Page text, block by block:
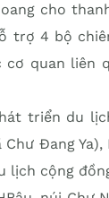
cho
trợ 4 bộ
cơ quan liên
triển du
Đang
lịch cộng